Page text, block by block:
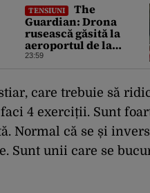
TENSIUNI
The
Guardian: Drona
rusească găsită la
aeroportul de la
Leipzig ar putea
tensiunilor NATO-
Rusia
23:59
care trebuie să
4 exerciții. Sunt
Normal că se și
Sunt unii care se